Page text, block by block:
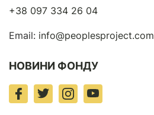
+38 097 334 26 04
Email: info@peoplesproject.com
НОВИНИ ФОНДУ